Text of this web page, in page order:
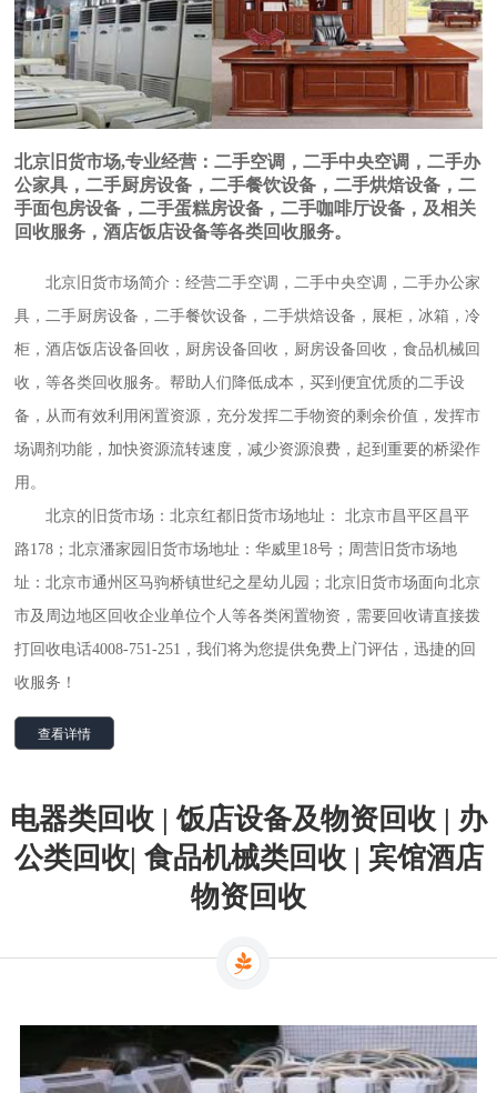
北京旧货市场,专业经营：二手空调，二手中央空调，二手办
公家具，二手厨房设备，二手餐饮设备，二手烘焙设备，二
手面包房设备，二手蛋糕房设备，二手咖啡厅设备，及相关
回收服务，酒店饭店设备等各类回收服务。
北京旧货市场简介：经营二手空调，二手中央空调，二手办公家
具，二手厨房设备，二手餐饮设备，二手烘焙设备，展柜，冰箱，冷
柜，酒店饭店设备回收，厨房设备回收，厨房设备回收，食品机械回
收，等各类回收服务。帮助人们降低成本，买到便宜优质的二手设
备，从而有效利用闲置资源，充分发挥二手物资的剩余价值，发挥市
场调剂功能，加快资源流转速度，减少资源浪费，起到重要的桥梁作
用。
北京的旧货市场：北京红都旧货市场地址： 北京市昌平区昌平
路178；北京潘家园旧货市场地址：华威里18号；周营旧货市场地
址：北京市通州区马驹桥镇世纪之星幼儿园；北京旧货市场面向北京
市及周边地区回收企业单位个人等各类闲置物资，需要回收请直接拨
打回收电话4008-751-251，我们将为您提供免费上门评估，迅捷的回
收服务！
查看详情
电器类回收 | 饭店设备及物资回收 | 办
公类回收| 食品机械类回收 | 宾馆酒店
物资回收